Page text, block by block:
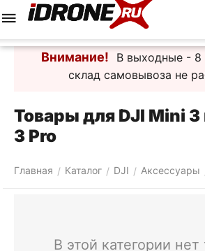
Внимание!
В выходные - 8
склад самовывоза не
Товары для DJI Mini 3
3 Pro
Главная / Каталог / DJI / Аксессуары
В этой категории нет
Корзина